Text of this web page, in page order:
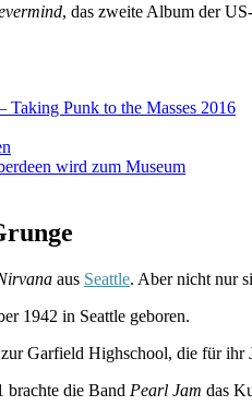
, das zweite Album der
Taking Punk to the Masses 2016
wird zum Museum
aus Seattle. Aber nicht nur
1942 in Seattle geboren.
Garfield Highschool, die für ihr
brachte die Band Pearl Jam das